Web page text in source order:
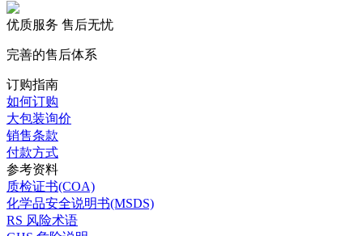
优质服务 售后无忧
完善的售后体系
订购指南
如何订购
大包装询价
销售条款
付款方式
参考资料
质检证书(COA)
化学品安全说明书(MSDS)
RS 风险术语